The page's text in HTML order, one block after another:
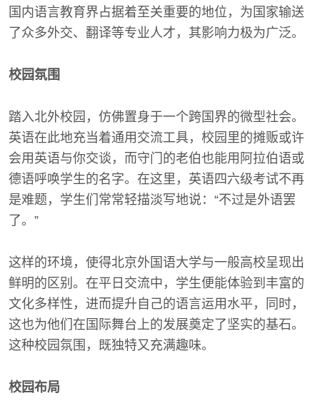
国内语言教育界占据着至关重要的地位，为国家输送
了众多外交、翻译等专业人才，其影响力极为广泛。
校园氛围
踏入北外校园，仿佛置身于一个跨国界的微型社会。
英语在此地充当着通用交流工具，校园里的摊贩或许
会用英语与你交谈，而守门的老伯也能用阿拉伯语或
德语呼唤学生的名字。在这里，英语四六级考试不再
是难题，学生们常常轻描淡写地说：“不过是外语罢
了。”
这样的环境，使得北京外国语大学与一般高校呈现出
鲜明的区别。在平日交流中，学生便能体验到丰富的
文化多样性，进而提升自己的语言运用水平，同时，
这也为他们在国际舞台上的发展奠定了坚实的基石。
这种校园氛围，既独特又充满趣味。
校园布局